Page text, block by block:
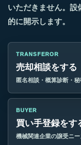
いただきません。設
的に開示します。
TRANSFEROR
売却相談をする
匿名相談・概算診断・
BUYER
買い手登録をす
機械関連企業の譲受ニー